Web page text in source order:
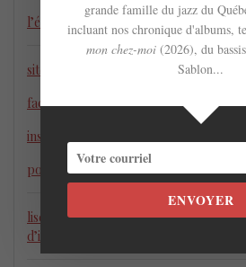
l’événement Facebook
site web
facebook
instagram
pour écouterGalerie
lisez la chronique d’album de Arnaud
d’il y a quelques mois
grande famille du jazz du
incluant nos chronique d'albums,
mon chez-moi (2026), du
Sablon...
ENVOYER